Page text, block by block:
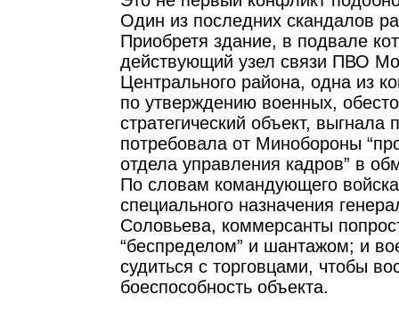
Один из последних скандалов
Приобретя здание, в подвале
действующий узел связи ПВО
Центрального района, одна из
по утверждению военных,
стратегический объект, выгнала
потребовала от Минобороны
отдела управления кадров” в
По словам командующего
специального назначения
Соловьева, коммерсанты
“беспределом” и шантажом; и
судиться с торговцами, чтобы
боеспособность объекта.